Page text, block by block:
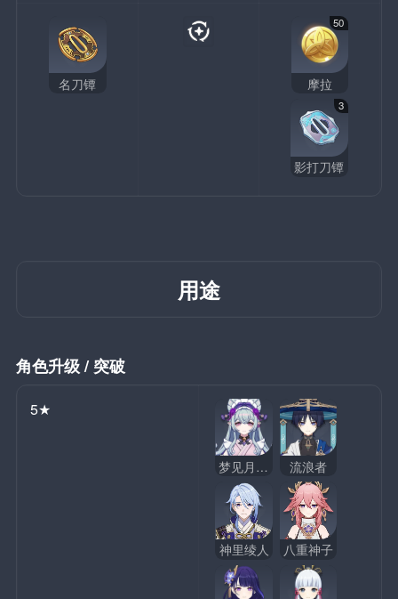
名刀镡
50
摩拉
3
影打刀镡
用途
角色升级 / 突破
5★
梦见月瑞希 流浪者
神里绫人 八重神子